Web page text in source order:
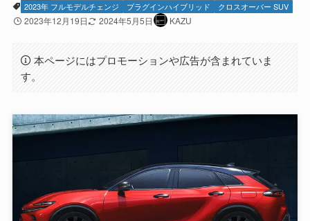
2023年 フルモデルチェンジ
プラグインハイブリッド クロスオーバー SUV
2023年12月19日 2024年5月5日 KAZU
本ページにはプロモーションや広告が含まれていま
す。